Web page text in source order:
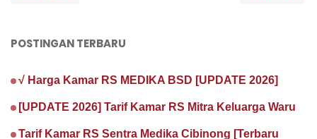
POSTINGAN TERBARU
√ Harga Kamar RS MEDIKA BSD [UPDATE 2026]
[UPDATE 2026] Tarif Kamar RS Mitra Keluarga Waru
Tarif Kamar RS Sentra Medika Cibinong [Terbaru